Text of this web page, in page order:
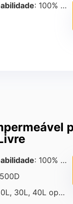
: 100% impermeável com sistema de fechamento duplo
: 100% à prova d’água com fechamento em rolo
30L, 40L opções